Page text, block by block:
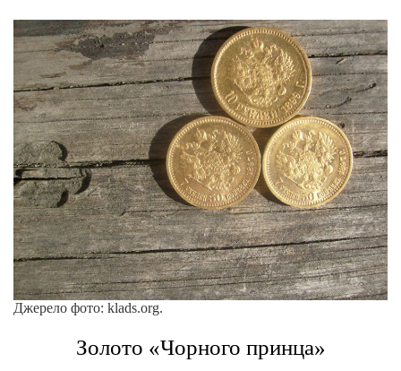
Джерело фото: klads.org.
Золото «Чорного принца»